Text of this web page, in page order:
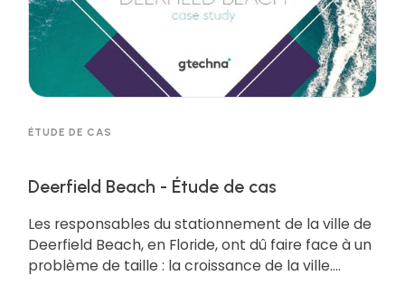
ÉTUDE DE CAS
Deerfield Beach - Étude de cas
Les responsables du stationnement de la ville de
Deerfield Beach, en Floride, ont dû faire face à un
problème de taille : la croissance de la ville.